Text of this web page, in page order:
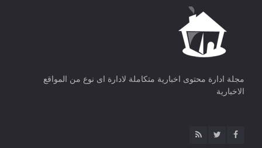
مجلة ادارة محتوى اخبارية متكاملة لادارة اى نوع من المواقع
الاخبارية